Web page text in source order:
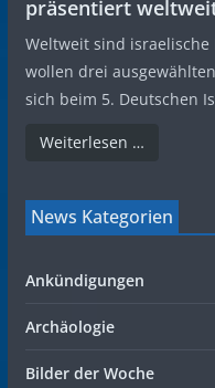
präsentiert
Weltweit sind
wollen drei
sich beim 5. Deutschen
Weiterlesen …
News Kategorien
Ankündigungen
Archäologie
Bilder der Woche